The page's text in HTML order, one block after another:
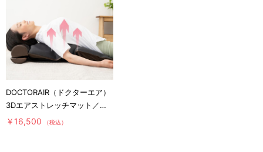
DOCTORAIR（ドクターエア）
3Dエアストレッチマット／ス
トレッチサポート
￥16,500 （税込）